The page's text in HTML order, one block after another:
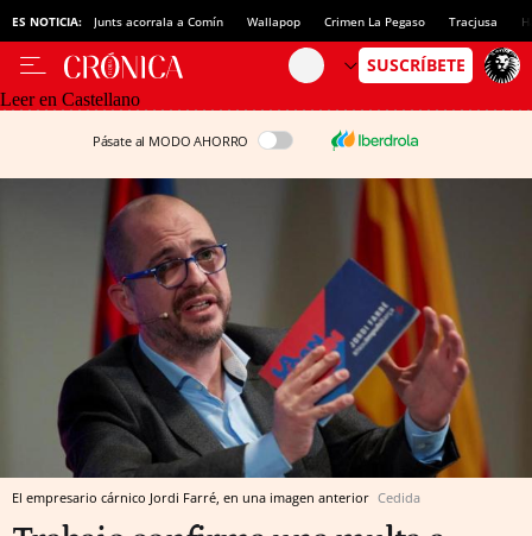
ES NOTICIA: Junts acorrala a Comín Wallapop Crimen La Pegaso Tracjusa
Leer en Castellano
Pásate al MODO AHORRO
El empresario cárnico Jordi Farré, en una imagen anterior Cedida